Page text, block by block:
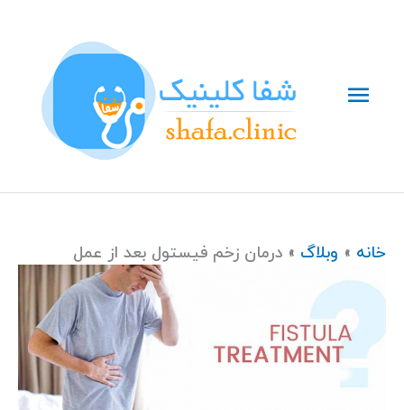
اصلی
خانه وبلاگ درمان زخم فیستول بعد از عمل
تازه‌تر
تازه‌تر